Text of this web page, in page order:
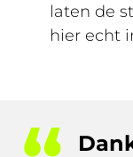
laten de
hier echt